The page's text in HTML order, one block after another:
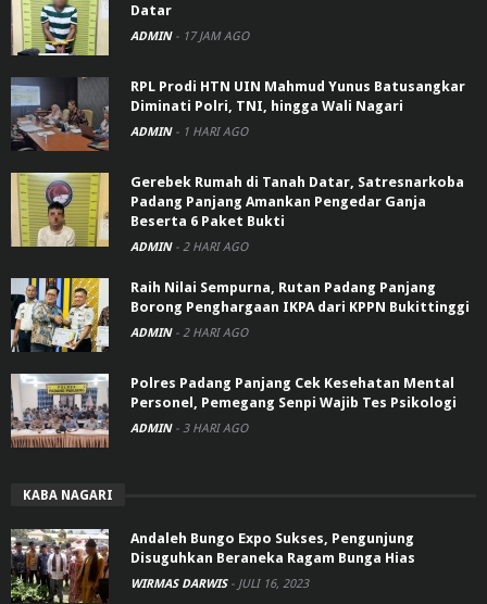
Datar
ADMIN - 17 JAM AGO
RPL Prodi HTN UIN Mahmud Yunus Batusangkar
Diminati Polri, TNI, hingga Wali Nagari
ADMIN - 1 HARI AGO
Gerebek Rumah di Tanah Datar, Satresnarkoba
Padang Panjang Amankan Pengedar Ganja
Beserta 6 Paket Bukti
ADMIN - 2 HARI AGO
Raih Nilai Sempurna, Rutan Padang Panjang
Borong Penghargaan IKPA dari KPPN Bukittinggi
ADMIN - 2 HARI AGO
Polres Padang Panjang Cek Kesehatan Mental
Personel, Pemegang Senpi Wajib Tes Psikologi
ADMIN - 3 HARI AGO
KABA NAGARI
Andaleh Bungo Expo Sukses, Pengunjung
Disuguhkan Beraneka Ragam Bunga Hias
WIRMAS DARWIS - JULI 16, 2023